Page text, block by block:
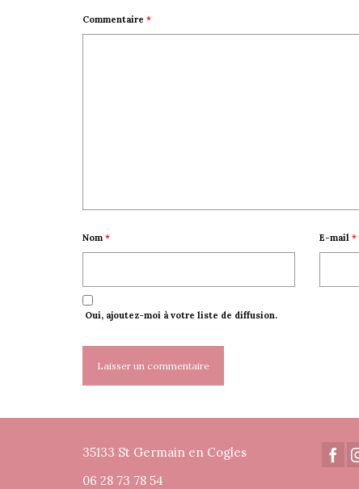
Commentaire *
Nom * E-mail *
Oui, ajoutez-moi à votre liste de diffusion.
35133 St Germain en Cogles
06 28 73 78 54